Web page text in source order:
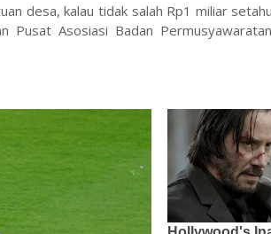
desa, kalau tidak salah Rp1 miliar
Asosiasi Badan